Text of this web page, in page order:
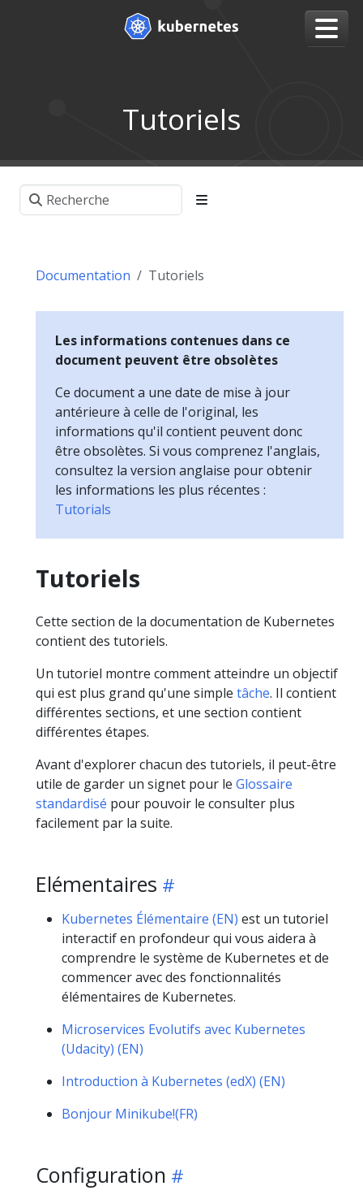
Tutoriels
Documentation Tutoriels
Les informations contenues dans ce
document peuvent être obsolètes
Ce document a une date de mise à jour
antérieure à celle de l'original, les
informations qu'il contient peuvent donc
être obsolètes. Si vous comprenez l'anglais,
consultez la version anglaise pour obtenir
les informations les plus récentes :
Tutorials
Tutoriels
Cette section de la documentation de Kubernetes
contient des tutoriels.
Un tutoriel montre comment atteindre un objectif
qui est plus grand qu'une simple tâche. Il contient
différentes sections, et une section contient
différentes étapes.
Avant d'explorer chacun des tutoriels, il peut-être
utile de garder un signet pour le Glossaire
standardisé pour pouvoir le consulter plus
facilement par la suite.
Elémentaires
Kubernetes Élémentaire (EN) est un tutoriel
interactif en profondeur qui vous aidera à
comprendre le système de Kubernetes et de
commencer avec des fonctionnalités
élémentaires de Kubernetes.
Microservices Evolutifs avec Kubernetes
(Udacity) (EN)
Introduction à Kubernetes (edX) (EN)
Bonjour Minikube!(FR)
Configuration